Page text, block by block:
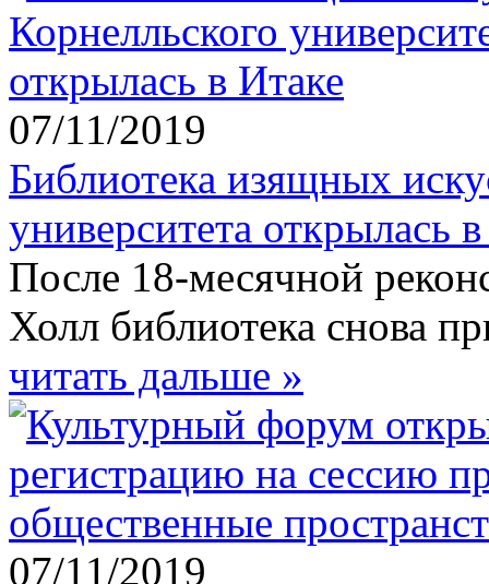
07/11/2019
Библиотека изящных
университета открылась
После 18-месячной
Холл библиотека снова
читать дальше »
07/11/2019